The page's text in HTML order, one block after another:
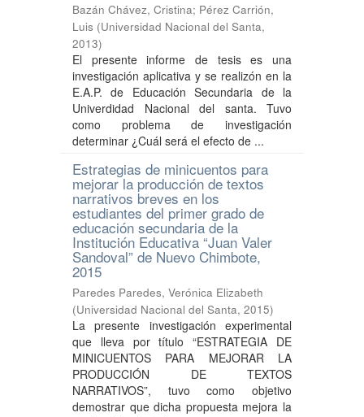
Bazán Chávez, Cristina; Pérez Carrión,
Luis (Universidad Nacional del Santa,
2013)
El presente informe de tesis es una
investigación aplicativa y se realizón en la
E.A.P. de Educación Secundaria de la
Univerdidad Nacional del santa. Tuvo
como problema de investigación
determinar ¿Cuál será el efecto de ...
Estrategias de minicuentos para
mejorar la producción de textos
narrativos breves en los
estudiantes del primer grado de
educación secundaria de la
Institución Educativa “Juan Valer
Sandoval” de Nuevo Chimbote,
2015
Paredes Paredes, Verónica Elizabeth
(Universidad Nacional del Santa, 2015)
La presente investigación experimental
que lleva por título “ESTRATEGIA DE
MINICUENTOS PARA MEJORAR LA
PRODUCCIÓN DE TEXTOS
NARRATIVOS”, tuvo como objetivo
demostrar que dicha propuesta mejora la